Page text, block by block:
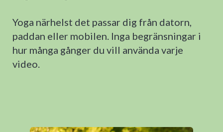
Yoga närhelst det passar dig från datorn,
paddan eller mobilen. Inga begränsningar i
hur många gånger du vill använda varje
video.